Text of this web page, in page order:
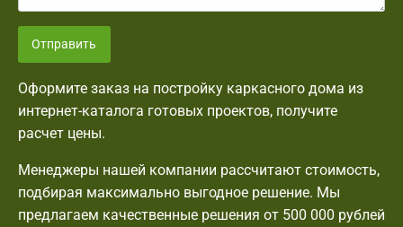
Отправить
Оформите заказ на постройку каркасного дома из
интернет-каталога готовых проектов, получите
расчет цены.
Менеджеры нашей компании рассчитают стоимость,
подбирая максимально выгодное решение. Мы
предлагаем качественные решения от 500 000 рублей